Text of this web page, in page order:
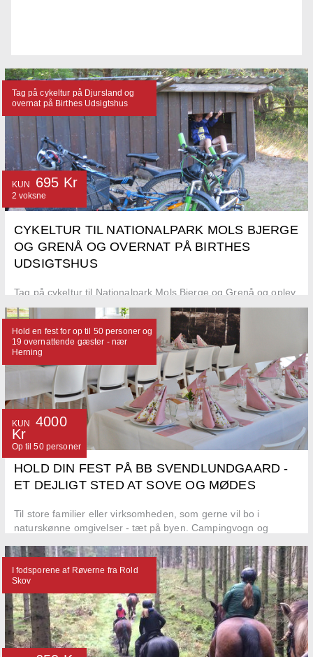
CYKELTUR TIL NATIONALPARK MOLS BJERGE
OG GRENÅ OG OVERNAT PÅ BIRTHES
UDSIGTSHUS
Tag på cykeltur til Nationalpark Mols Bjerge og Grenå og oplev
Djursland på to hjul. Overnat i dobbeltværelse på Birthes
Udsigtshus
Tag på cykeltur på Djursland og
overnat på Birthes Udsigtshus
KUN 695 Kr
2 voksne
HOLD DIN FEST PÅ BB SVENDLUNDGAARD -
ET DEJLIGT STED AT SOVE OG MØDES
Til store familier eller virksomheden, som gerne vil bo i
naturskønne omgivelser - tæt på byen. Campingvogn og
Hold en fest for op til 50 personer og
19 overnattende gæster - nær
Herning
KUN
4000
Kr
Op til 50 personer
I fodsporene af Røverne fra Rold
Skov